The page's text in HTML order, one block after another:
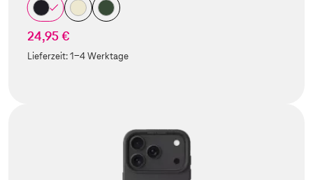
24,95 €
Lieferzeit:1-4 Werktage